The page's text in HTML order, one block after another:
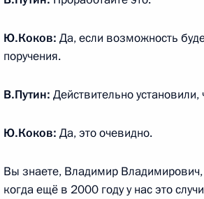
Встреча с национальной сборной
24 октября 2017 года, 14:00 Москва
Ю.Коков: Да, если возможность
поручения.
В.Путин: Действительно
Ю.Коков: Да, это очевидно.
Вы знаете, Владимир
когда ещё в 2000 году у нас это